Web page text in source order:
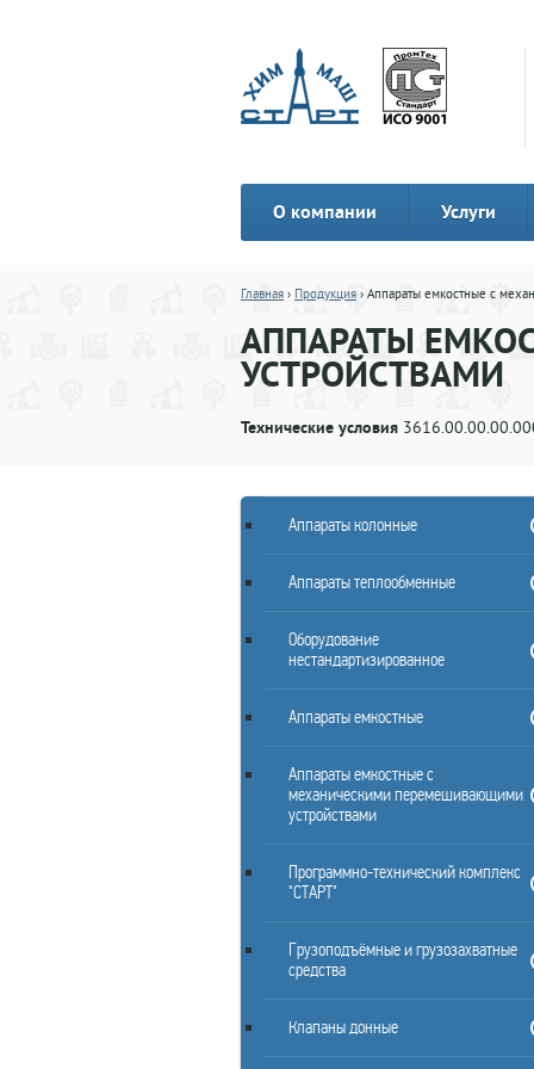
О компании Услуги
Главная › Продукция › Аппараты емкостные с
АППАРАТЫ
УСТРОЙСТВАМИ
Технические условия
Аппараты колонные
Аппараты теплообменные
Оборудование
нестандартизированное
Аппараты емкостные
Аппараты емкостные с
механическими перемешивающими
устройствами
Программно-технический комплекс
"СТАРТ"
Грузоподъёмные и грузозахватные
средства
Клапаны донные